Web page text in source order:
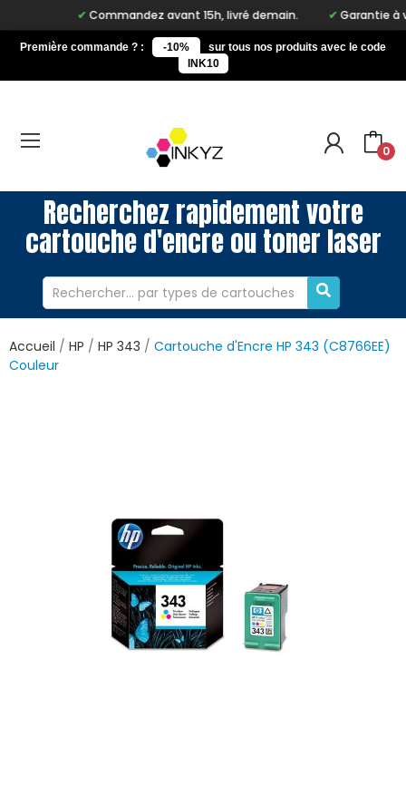
Commandez avant 15h, livré demain. Garantie à vie
Première commande ? : -10%
sur tous nos produits avec le code
INK10
0
Recherchez rapidement votre
cartouche d'encre ou toner laser
Accueil HP HP 343
Cartouche d'Encre HP 343 (C8766EE)
Couleur